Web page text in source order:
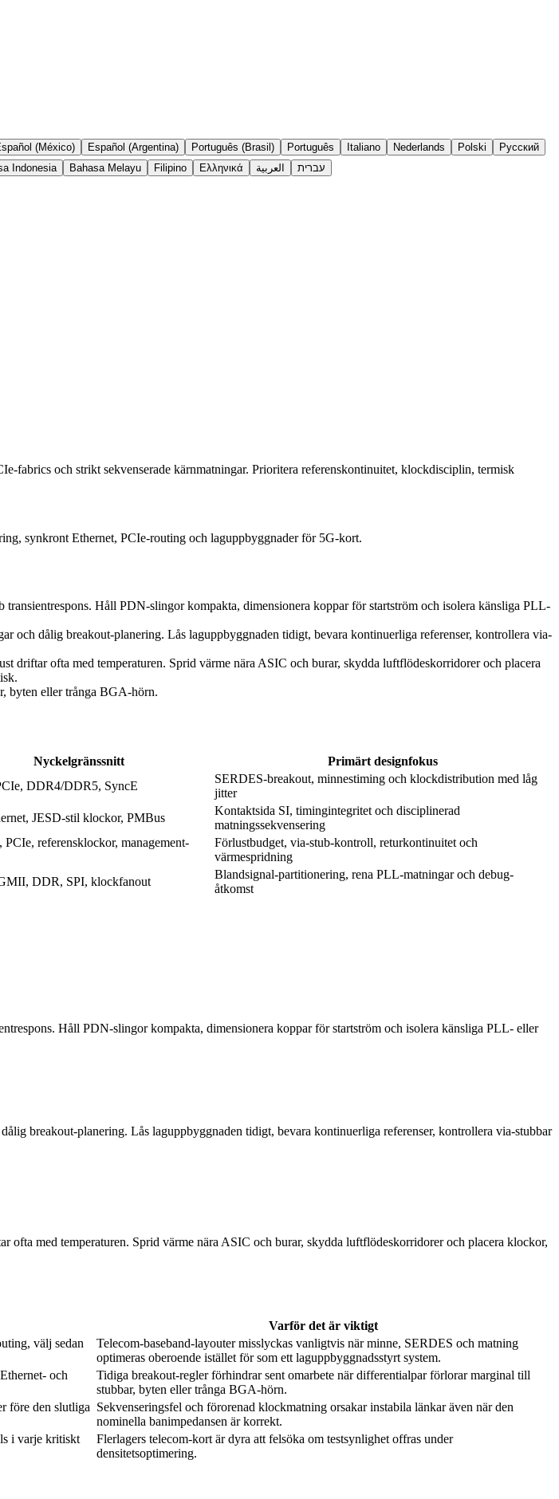
(México) Español (Argentina) Português (Brasil) Português Italiano Nederlands Polski
Русский
Indonesia Bahasa Melayu Filipino Ελληνικά العربية עברית
fabrics och strikt sekvenserade kärnmatningar. Prioritera referenskontinuitet, klockdisciplin, termisk
synkront Ethernet, PCIe-routing och laguppbyggnader för 5G-kort.
Håll PDN-slingor kompakta, dimensionera koppar för startström och isolera känsliga PLL-
och dålig breakout-planering. Lås laguppbyggnaden tidigt, bevara kontinuerliga referenser, kontrollera via-
driftar ofta med temperaturen. Sprid värme nära ASIC och burar, skydda luftflödeskorridorer och placera
byten eller trånga BGA-hörn.
Nyckelgränssnitt
Primärt designfokus
DDR4/DDR5, SyncE
SERDES-breakout, minnestiming och klockdistribution med låg
jitter
JESD-stil klockor, PMBus
Kontaktsida SI, timingintegritet och disciplinerad
matningssekvensering
PCIe, referensklockor, management-
Förlustbudget, via-stub-kontroll, returkontinuitet och
värmespridning
DDR, SPI, klockfanout
Blandsignal-partitionering, rena PLL-matningar och debug-
åtkomst
Håll PDN-slingor kompakta, dimensionera koppar för startström och isolera känsliga PLL- eller
breakout-planering. Lås laguppbyggnaden tidigt, bevara kontinuerliga referenser, kontrollera via-stubbar
med temperaturen. Sprid värme nära ASIC och burar, skydda luftflödeskorridorer och placera klockor,
Varför det är viktigt
välj sedan
Telecom-baseband-layouter misslyckas vanligtvis när minne, SERDES och matning
optimeras oberoende istället för som ett laguppbyggnadsstyrt system.
och
Tidiga breakout-regler förhindrar sent omarbete när differentialpar förlorar marginal till
stubbar, byten eller trånga BGA-hörn.
före den slutliga Sekvenseringsfel och förorenad klockmatning orsakar instabila länkar även när den
nominella banimpedansen är korrekt.
i varje kritiskt
Flerlagers telecom-kort är dyra att felsöka om testsynlighet offras under
densitetsoptimering.